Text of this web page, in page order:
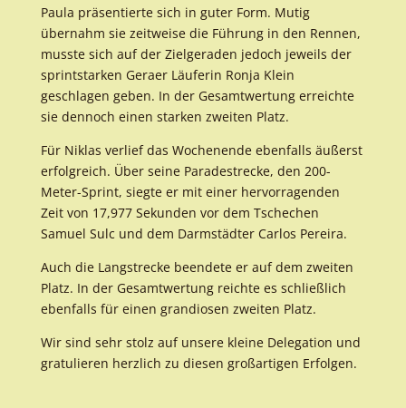
Paula präsentierte sich in guter Form. Mutig
übernahm sie zeitweise die Führung in den Rennen,
musste sich auf der Zielgeraden jedoch jeweils der
sprintstarken Geraer Läuferin Ronja Klein
geschlagen geben. In der Gesamtwertung erreichte
sie dennoch einen starken zweiten Platz.
Für Niklas verlief das Wochenende ebenfalls äußerst
erfolgreich. Über seine Paradestrecke, den 200-
Meter-Sprint, siegte er mit einer hervorragenden
Zeit von 17,977 Sekunden vor dem Tschechen
Samuel Sulc und dem Darmstädter Carlos Pereira.
Auch die Langstrecke beendete er auf dem zweiten
Platz. In der Gesamtwertung reichte es schließlich
ebenfalls für einen grandiosen zweiten Platz.
Wir sind sehr stolz auf unsere kleine Delegation und
gratulieren herzlich zu diesen großartigen Erfolgen.